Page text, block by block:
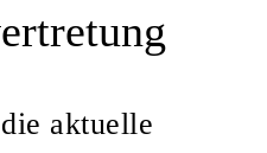
aktuelle